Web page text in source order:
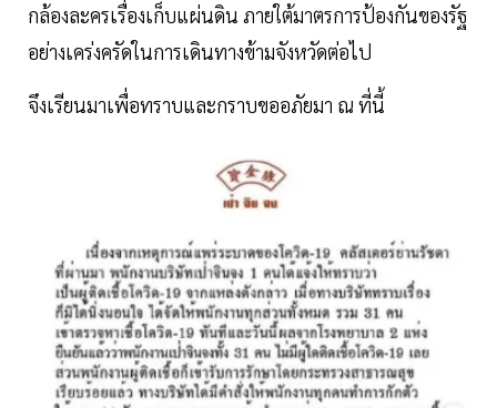
กล้องละครเรื่องเก็บแผ่นดิน ภายใต้มาตรการป้องกันของรัฐ
อย่างเคร่งครัดในการเดินทางข้ามจังหวัดต่อไป
จึงเรียนมาเพื่อทราบและกราบขออภัยมา ณ ที่นี้